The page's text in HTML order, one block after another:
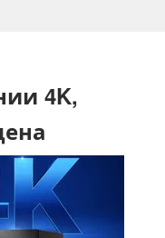
4K,